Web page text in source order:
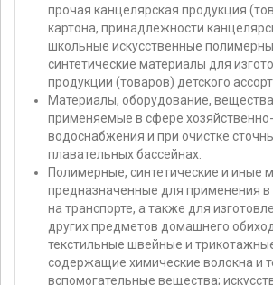
прочая канцелярская продукция
картона, принадлежности
школьные искусственные
синтетические материалы для
продукции (товаров) детского
Материалы, оборудование,
применяемые в сфере
водоснабжения и при очистке
плавательных бассейнах.
Полимерные, синтетические и иные
предназначенные для применения в
на транспорте, а также для
других предметов домашнего
текстильные швейные и
содержащие химические волокна и
вспомогательные вещества;